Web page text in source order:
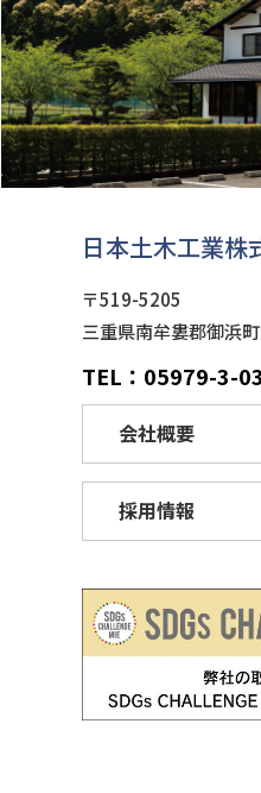
日本土木工業株
〒519-5205
三重県南牟婁郡御浜
TEL：05979-3-
会社概要
採用情報